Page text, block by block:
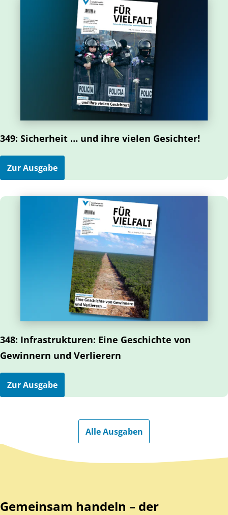
349: Sicherheit … und ihre vielen Gesichter!
Zur Ausgabe
348: Infrastrukturen: Eine Geschichte von
Gewinnern und Verlierern
Zur Ausgabe
Alle Ausgaben
Zurück zum Hauptinhalt
Zurück zur Navigation
Gemeinsam handeln – der